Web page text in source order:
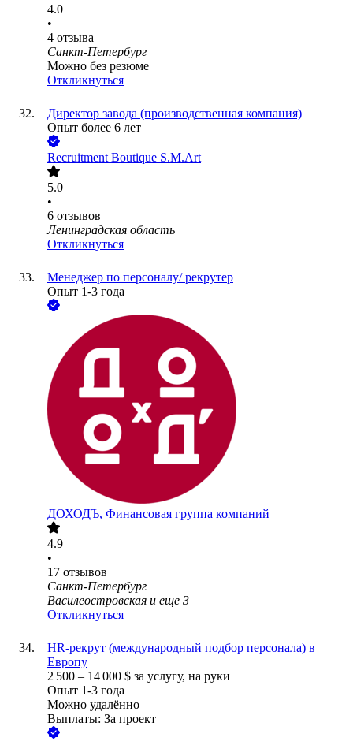
4.0
•
4 отзыва
Санкт-Петербург
Можно без резюме
Откликнуться
Директор завода (производственная компания)
Опыт более 6 лет
Recruitment Boutique S.M.Art
5.0
•
6 отзывов
Ленинградская область
Откликнуться
Менеджер по персоналу/ рекрутер
Опыт 1-3 года
ДОХОДЪ, Финансовая группа компаний
4.9
•
17 отзывов
Санкт-Петербург
Василеостровская и еще 3
Откликнуться
HR-рекрут (международный подбор персонала) в
Европу
2 500 – 14 000 $ за услугу, на руки
Опыт 1-3 года
Можно удалённо
Выплаты: За проект